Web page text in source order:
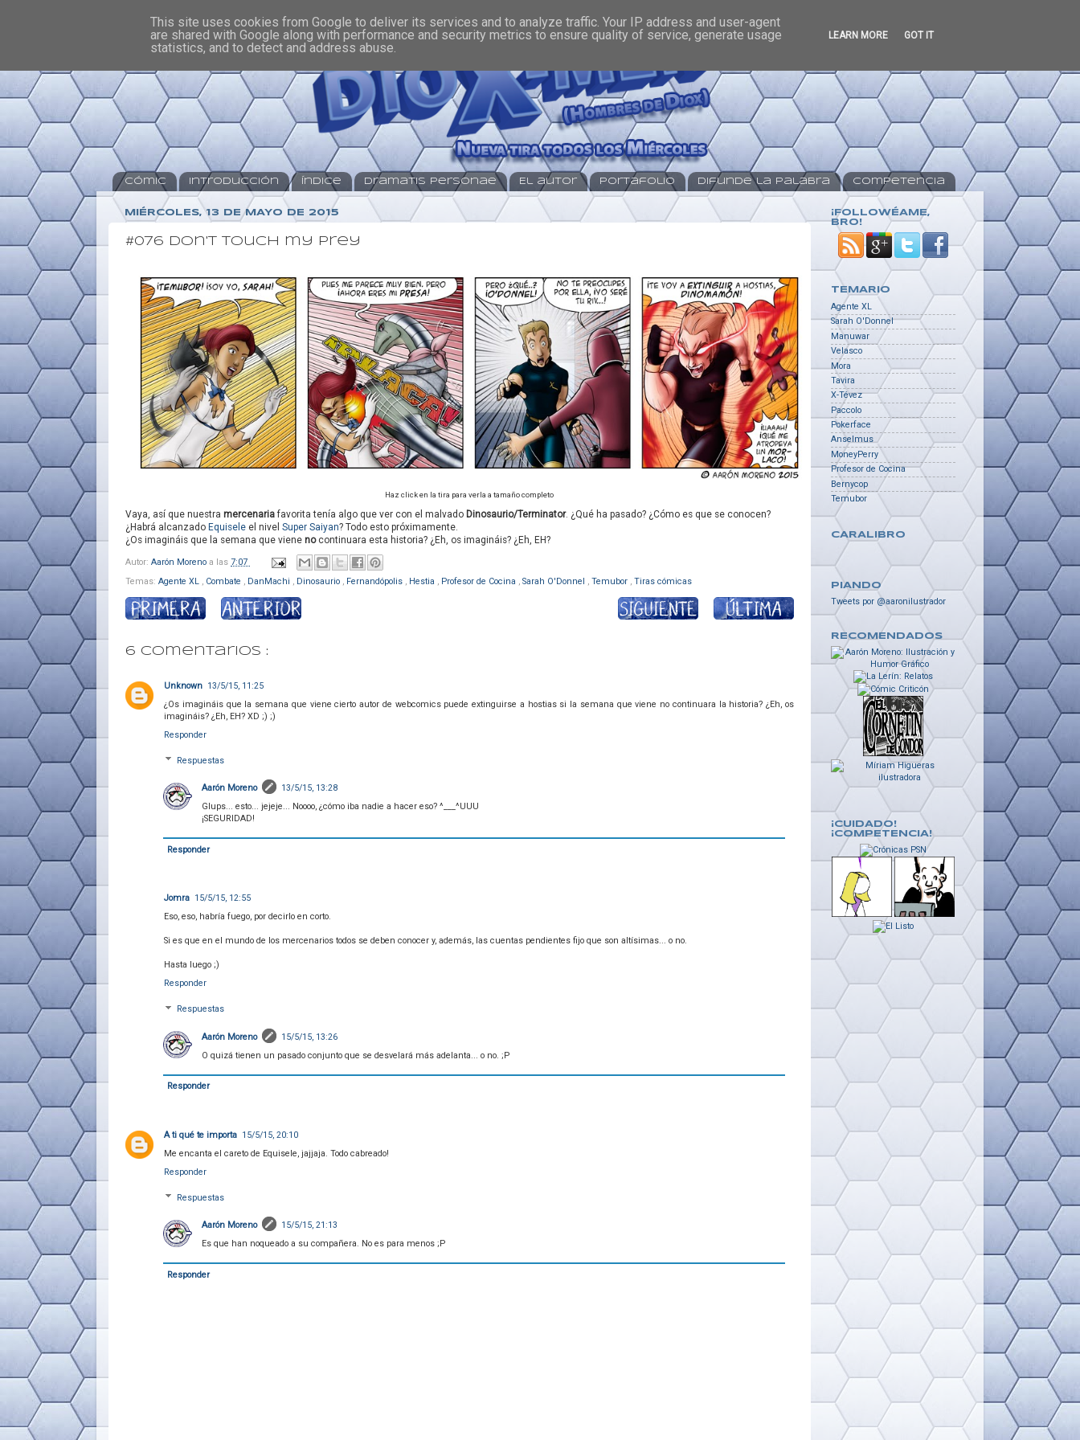
Cómic Introducción Índice Dramatis Personae El autor Portafolio Difunde la Palabra Competencia
MIÉRCOLES, 13 DE MAYO DE 2015
#076 Don't touch my prey
Haz click en la tira para verla a tamaño completo
Vaya, así que nuestra mercenaria favorita tenía algo que ver con el malvado Dinosaurio/Terminator. ¿Qué ha pasado? ¿Cómo es que se conocen?
¿Habrá alcanzado Equisele el nivel Super Saiyan? Todo esto próximamente.
¿Os imagináis que la semana que viene nocontinuara esta historia? ¿Eh, os imagináis? ¿Eh, EH?
Autor: Aarón Moreno a las 7:07
Temas: Agente XL , Combate , DanMachi , Dinosaurio , Fernandópolis , Hestia , Profesor de Cocina , Sarah O'Donnel , Temubor , Tiras cómicas
6 comentarios :
Unknown 13/5/15, 11:25
¿Os imagináis que la semana que viene cierto autor de webcomics puede extinguirse a hostias si la semana que viene no continuara la historia? ¿Eh, os
imagináis? ¿Eh, EH? XD ;) ;)
Responder
Respuestas
Aarón Moreno
13/5/15, 13:28
Glups... esto... jejeje... Noooo, ¿cómo iba nadie a hacer eso? ^___^UUU
¡SEGURIDAD!
Responder
Jomra 15/5/15, 12:55
Eso, eso, habría fuego, por decirlo en corto.
Si es que en el mundo de los mercenarios todos se deben conocer y, además, las cuentas pendientes fijo que son altísimas... o no.
Hasta luego ;)
Responder
Respuestas
Aarón Moreno
15/5/15, 13:26
O quizá tienen un pasado conjunto que se desvelará más adelanta... o no. ;P
Responder
A ti qué te importa 15/5/15, 20:10
Me encanta el careto de Equisele, jajjaja. Todo cabreado!
Responder
Respuestas
Aarón Moreno
15/5/15, 21:13
Es que han noqueado a su compañera. No es para menos ;P
Responder
¡FOLLOWÉAME,
BRO!
TEMARIO
Agente XL
Sarah O'Donnel
Manuwar
Velasco
Mora
Tavira
X-Tévez
Paccolo
Pokerface
Anselmus
MoneyPerry
Profesor de Cocina
Bernycop
Temubor
CARALIBRO
PIANDO
Tweets por @aaronilustrador
RECOMENDADOS
¡CUIDADO!
¡COMPETENCIA!
This site uses cookies from Google to deliver its services and to analyze traffic. Your IP address and user-agent
are shared with Google along with performance and security metrics to ensure quality of service, generate usage
statistics, and to detect and address abuse.
LEARN MORE GOT IT